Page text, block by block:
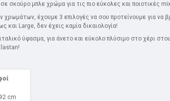
σε σκούρο μπλε χρώμα για τις πιο εύκολες και ποιοτικές
χρωμάτων, έχουμε 3 επιλογές να σου προτείνουμε για να
και Large, δεν έχεις καμία δικαιολογία!
ύφασμα, για άνετο και εύκολο πλύσιμο στο χέρι
cm